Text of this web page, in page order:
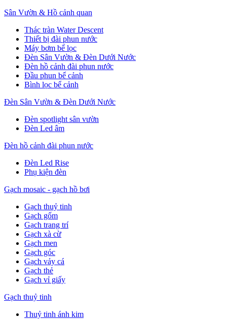
Sân Vườn & Hồ cảnh quan
Thác tràn Water Descent
Thiết bị đài phun nước
Máy bơm bể lọc
Đèn Sân Vườn & Đèn Dưới Nước
Đèn hồ cảnh đài phun nước
Đầu phun bể cảnh
Bình lọc bể cảnh
Đèn Sân Vườn & Đèn Dưới Nước
Đèn spotlight sân vườn
Đèn Led âm
Đèn hồ cảnh đài phun nước
Đèn Led Rise
Phụ kiện đèn
Gạch mosaic - gạch hồ bơi
Gạch thuỷ tinh
Gạch gốm
Gạch trang trí
Gạch xà cừ
Gạch men
Gạch góc
Gạch vảy cá
Gạch thẻ
Gạch vỉ giấy
Gạch thuỷ tinh
Thuỷ tinh ánh kim